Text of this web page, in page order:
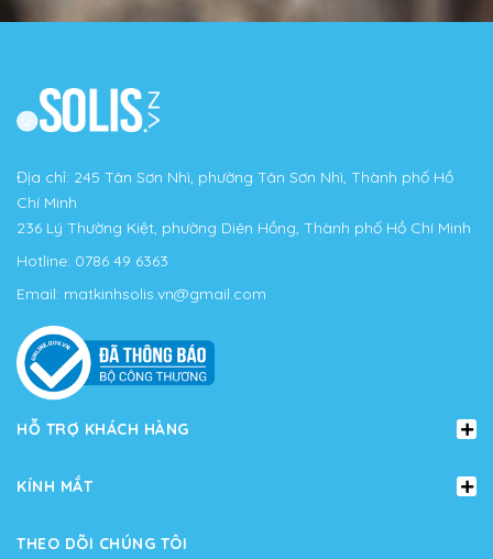
Địa chỉ: 245 Tân Sơn Nhì, phường Tân Sơn Nhì, Thành phố Hồ
Chí Minh
236 Lý Thường Kiệt, phường Diên Hồng, Thành phố Hồ Chí Minh
Hotline: 0786 49 6363
Email: matkinhsolis.vn@gmail.com
HỖ TRỢ KHÁCH HÀNG
KÍNH MẮT
THEO DÕI CHÚNG TÔI